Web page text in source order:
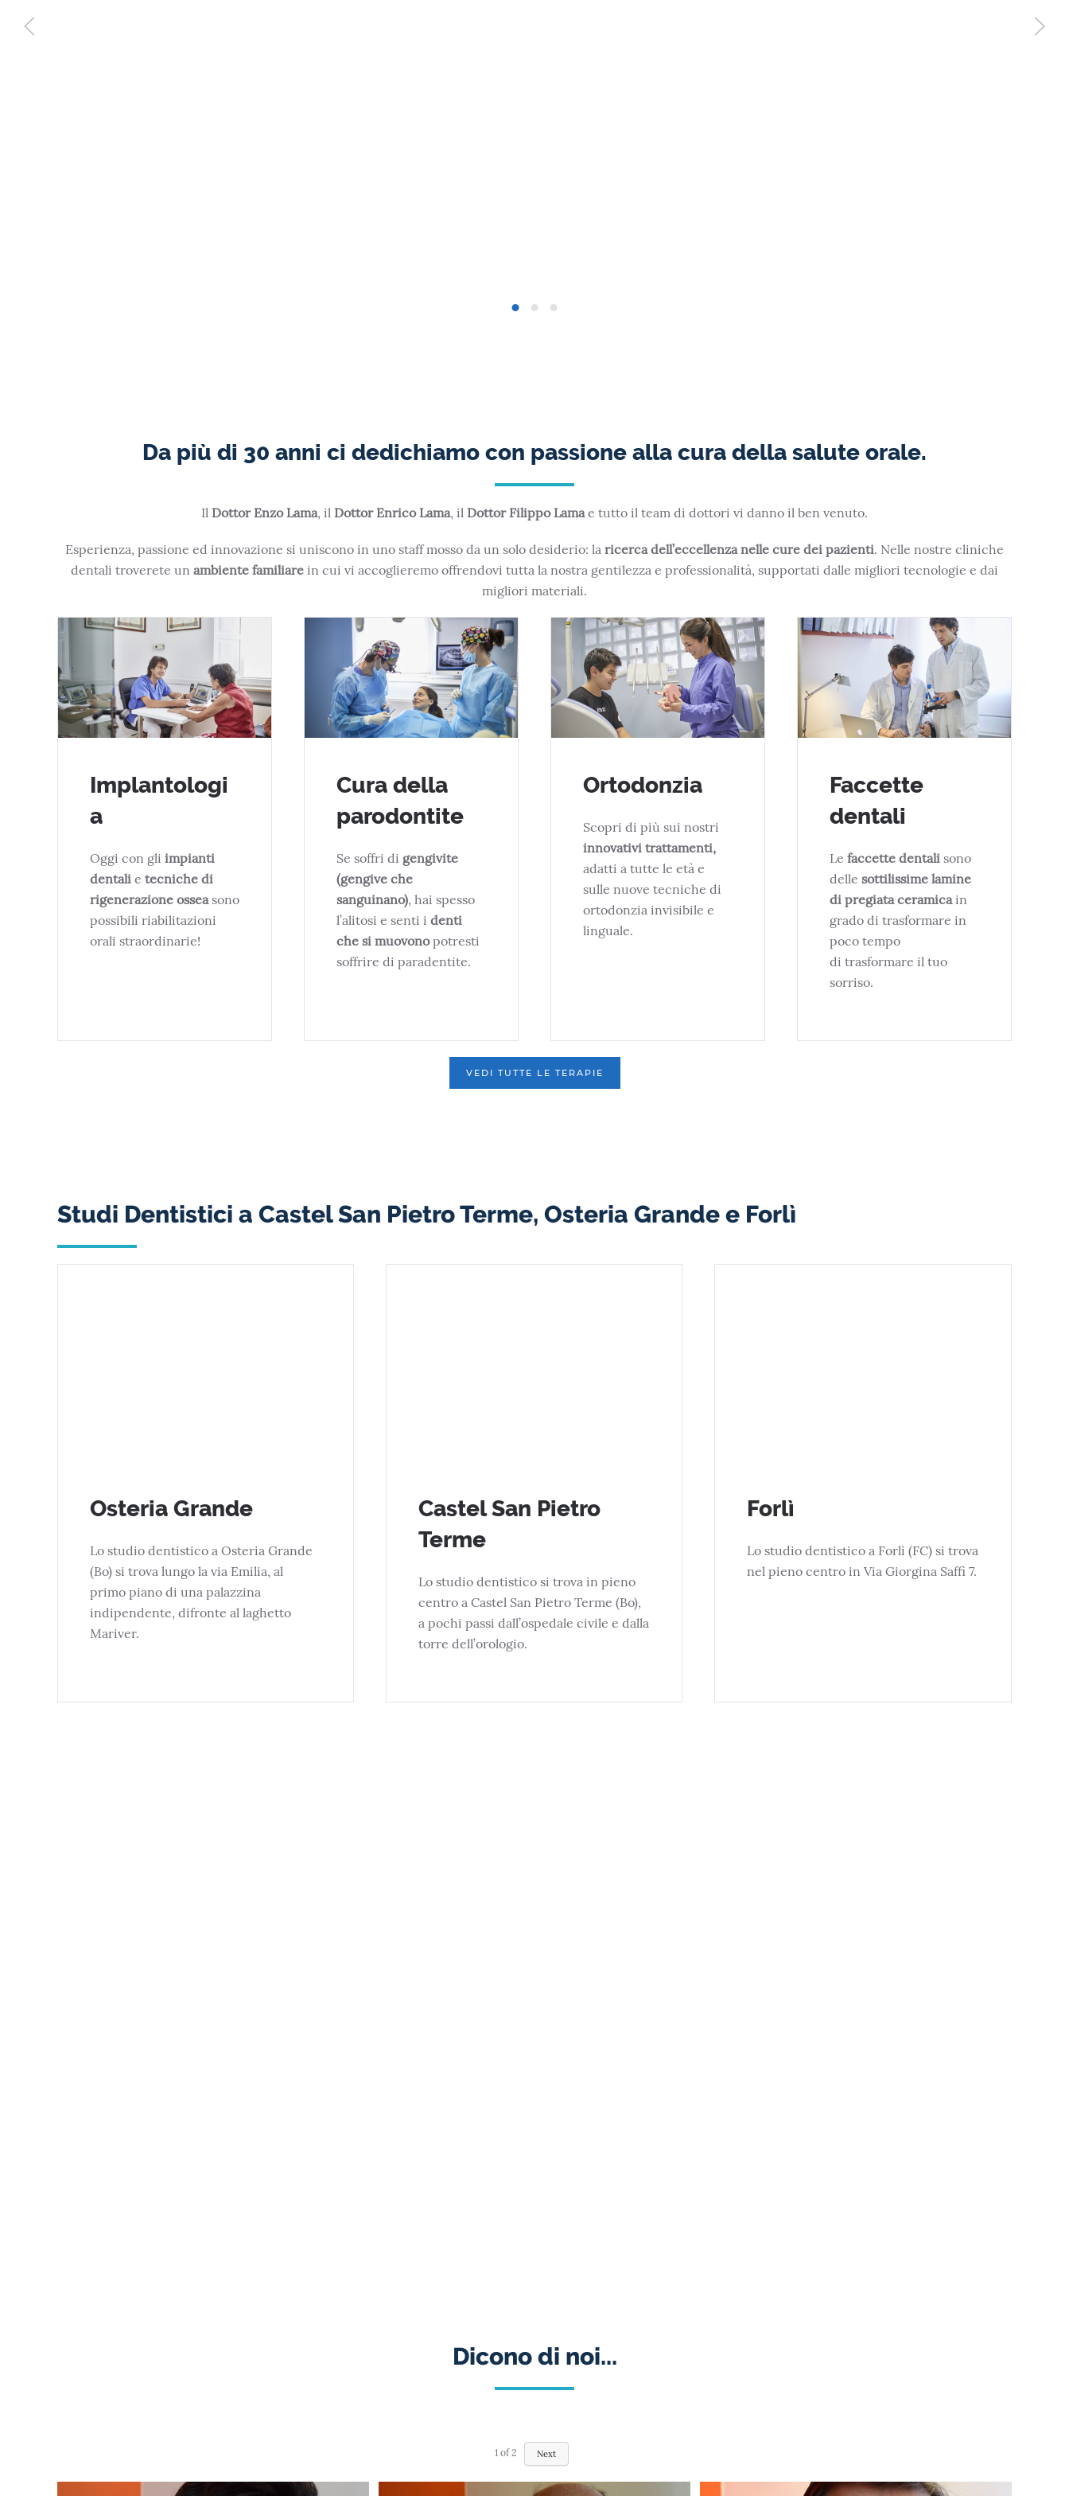
Da più di 30 anni ci dedichiamo con passione alla cura della salute orale.
Il Dottor Enzo Lama, il Dottor Enrico Lama, il Dottor Filippo Lamae tutto il team di dottori vi danno il ben venuto.
Esperienza, passione ed innovazione si uniscono in uno staff mosso da un solo desiderio: la ricerca dell’eccellenza nelle cure dei pazienti. Nelle nostre cliniche
dentali troverete un ambiente familiare in cui vi accoglieremo offrendovi tutta la nostra gentilezza e professionalità, supportati dalle migliori tecnologie e dai
migliori materiali.
Implantologi
a
Oggi con gli impianti
dentali e tecniche di
rigenerazione ossea sono
possibili riabilitazioni
orali straordinarie!
Cura della
parodontite
Se soffri di gengivite
(gengive che
sanguinano), hai spesso
l’alitosi e senti i denti
che si muovonopotresti
soffrire di paradentite.
Ortodonzia
Scopri di più sui nostri
innovativi trattamenti,
adatti a tutte le età e
sulle nuove tecniche di
ortodonzia invisibile e
linguale.
Faccette
dentali
Le faccette dentali sono
delle sottilissime lamine
di pregiata ceramica in
grado di trasformare in
poco tempo
di trasformare il tuo
sorriso.
VEDI TUTTE LE TERAPIE
Studi Dentistici a Castel San Pietro Terme, Osteria Grande e Forlì
Osteria Grande
Lo studio dentistico a Osteria Grande
(Bo) si trova lungo la via Emilia, al
primo piano di una palazzina
indipendente, difronte al laghetto
Mariver.
Castel San Pietro
Terme
Lo studio dentistico si trova in pieno
centro a Castel San Pietro Terme (Bo),
a pochi passi dall’ospedale civile e dalla
torre dell’orologio.
Forlì
Lo studio dentistico a Forlì (FC) si trova
nel pieno centro in Via Giorgina Saffi 7.
Dicono di noi...
1 of 2 Next